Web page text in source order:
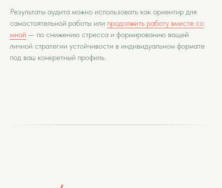
Результаты аудита можно использовать как ориентир для
самостоятельной работы или продолжить работу вместе со
мной — по снижению стресса и формированию ващей
личной стратегии устойчивости в индивидуальном формате
под ваш конкретный профиль.